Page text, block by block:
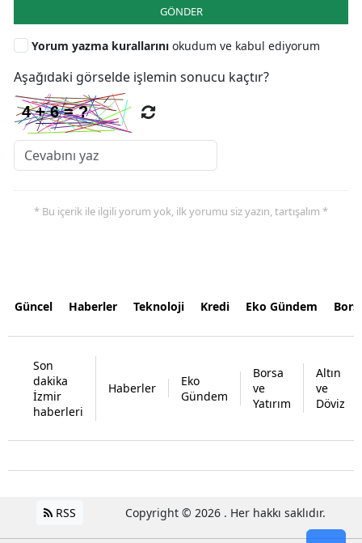
GÖNDER
Yorum yazma kurallarını okudum ve kabul ediyorum
Aşağıdaki görselde işlemin sonucu kaçtır?
* Bu içerik ile ilgili yorum yok, ilk yorumu siz yazın, tartışalım *
Güncel Haberler Teknoloji Kredi Eko Gündem
Son
dakika
İzmir
haberleri
Haberler
Eko
Gündem
Borsa
ve
Yatırım
Altın
ve
Döviz
RSS Copyright © 2026 . Her hakkı saklıdır.